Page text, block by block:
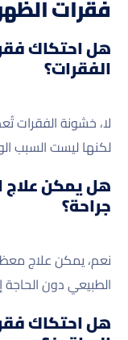
فقرات
هل احتكاك
الفقرات؟
لا، خشونة الفقرات
لكنها ليست السبب
هل يمكن علاج
جراحة؟
نعم، يمكن علاج
الطبيعي دون الحاجة
هل احتكاك